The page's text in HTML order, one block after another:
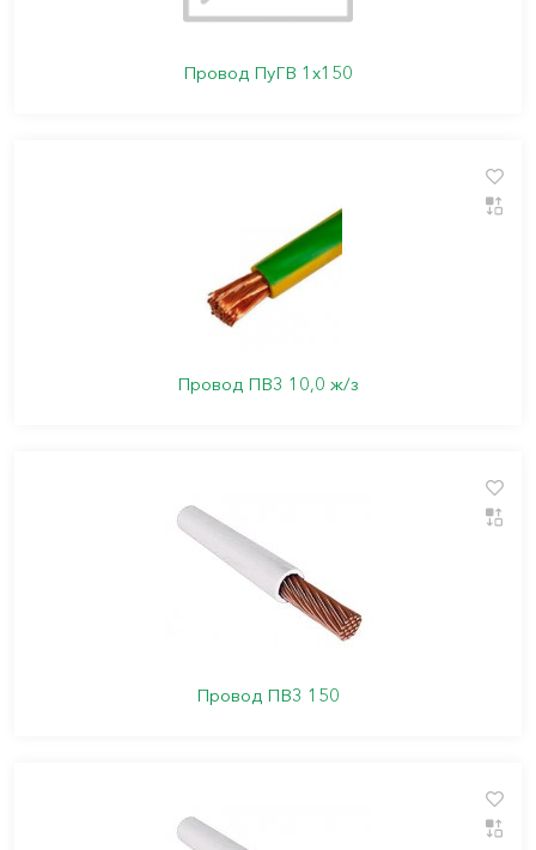
Провод ПуГВ 1х150
Провод ПВ3 10,0 ж/з
Провод ПВ3 150